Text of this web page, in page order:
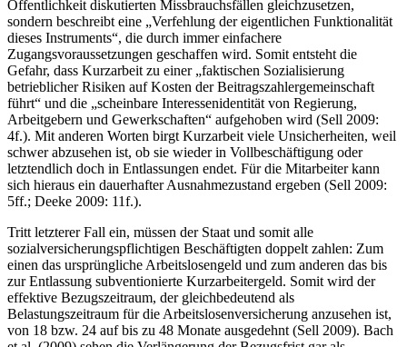
Inanspruchnahme ist nach Sell (2009: 4) jedoch nicht mit den in der
Öffentlichkeit diskutierten Missbrauchsfällen gleichzusetzen,
sondern beschreibt eine „Verfehlung der eigentlichen Funktionalität
dieses Instruments“, die durch immer einfachere
Zugangsvoraussetzungen geschaffen wird. Somit entsteht die
Gefahr, dass Kurzarbeit zu einer „faktischen Sozialisierung
betrieblicher Risiken auf Kosten der Beitragszahlergemeinschaft
führt“ und die „scheinbare Interessenidentität von Regierung,
Arbeitgebern und Gewerkschaften“ aufgehoben wird (Sell 2009:
4f.). Mit anderen Worten birgt Kurzarbeit viele Unsicherheiten, weil
schwer abzusehen ist, ob sie wieder in Vollbeschäftigung oder
letztendlich doch in Entlassungen endet. Für die Mitarbeiter kann
sich hieraus ein dauerhafter Ausnahmezustand ergeben (Sell 2009:
Tritt letzterer Fall ein, müssen der Staat und somit alle
sozialversicherungspflichtigen Beschäftigten doppelt zahlen: Zum
einen das ursprüngliche Arbeitslosengeld und zum anderen das bis
zur Entlassung subventionierte Kurzarbeitergeld. Somit wird der
effektive Bezugszeitraum, der gleichbedeutend als
Belastungszeitraum für die Arbeitslosenversicherung anzusehen ist,